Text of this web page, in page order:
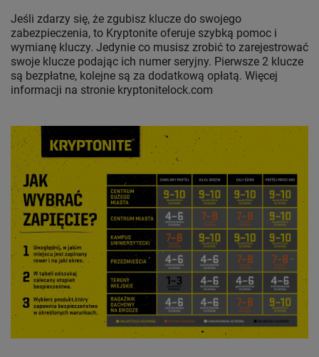
Jeśli zdarzy się, że zgubisz klucze do swojego
zabezpieczenia, to Kryptonite oferuje szybką pomoc i
wymianę kluczy. Jedynie co musisz zrobić to zarejestrować
swoje klucze podając ich numer seryjny. Pierwsze 2 klucze
są bezpłatne, kolejne są za dodatkową opłatą. Więcej
informacji na stronie kryptonitelock.com